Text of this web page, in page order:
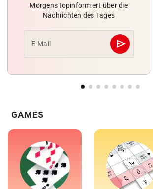
Morgens topinformiert über die
Nachrichten des Tages
E-Mail send
Abschicken
GAMES